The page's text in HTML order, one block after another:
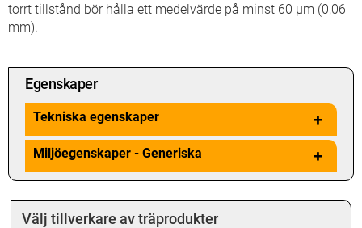
torrt tillstånd bör hålla ett medelvärde på minst 60 µm (0,06
mm).
Egenskaper
Tekniska egenskaper +
Miljöegenskaper - Generiska +
Välj tillverkare av träprodukter